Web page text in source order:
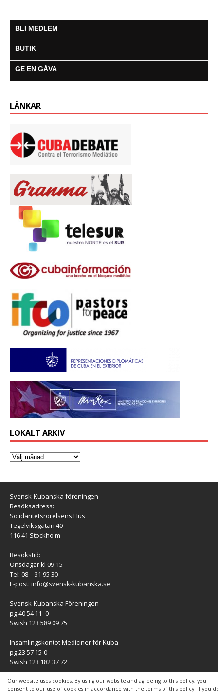
Our website uses cookies. By using our website and agreeing to this policy, you
consent to our use of cookies in accordance with the terms of this policy. If you
BLI MEDLEM
BUTIK
GE EN GÅVA
LÄNKAR
LOKALT ARKIV
Svensk-Kubanska föreningen
Besöksadress:
Solidaritetsrörelsens Hus
Tegelviksgatan 40
116 41 Stockholm
Besökstid:
Onsdagar kl 09-15
Tel: 08 – 31 95 30
E-post: info@svensk-kubanska.se
Svensk-Kubanska Föreningen
pg 40 54 11–0
Swish 123 589 09 75
Insamlingskontot Mediciner för Kuba
pg 23 57 15-0
Swish 123 182 37 72
KONTAKT